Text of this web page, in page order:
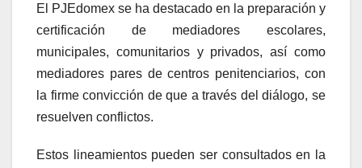
El PJEdomex se ha destacado en la preparación y
certificación de mediadores escolares,
municipales, comunitarios y privados, así como
mediadores pares de centros penitenciarios, con
la firme convicción de que a través del diálogo, se
resuelven conflictos.
Estos lineamientos pueden ser consultados en la